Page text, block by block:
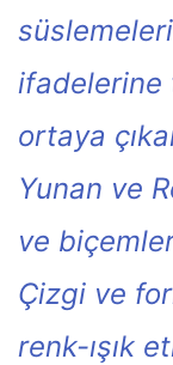
ifadelerine
ortaya
Yunan ve
ve
Çizgi ve
renk-ışık